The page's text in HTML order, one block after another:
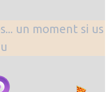
un moment si us